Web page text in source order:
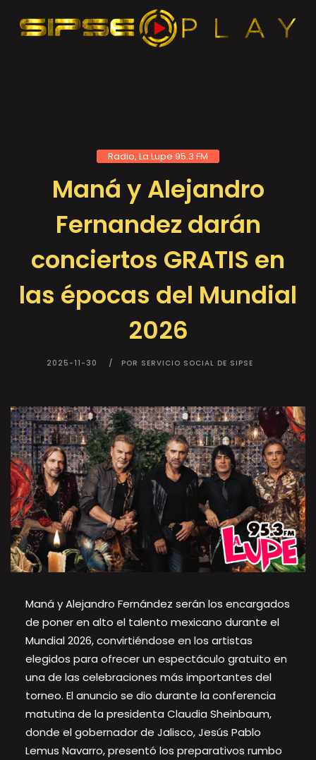
Radio, La Lupe 95.3 FM
Maná y Alejandro
Fernandez darán
conciertos GRATIS en
las épocas del Mundial
2026
2025-11-30 POR SERVICIO SOCIAL DE SIPSE
Maná y Alejandro Fernández serán los encargados
de poner en alto el talento mexicano durante el
Mundial 2026, convirtiéndose en los artistas
elegidos para ofrecer un espectáculo gratuito en
una de las celebraciones más importantes del
torneo. El anuncio se dio durante la conferencia
matutina de la presidenta Claudia Sheinbaum,
donde el gobernador de Jalisco, Jesús Pablo
Lemus Navarro, presentó los preparativos rumbo